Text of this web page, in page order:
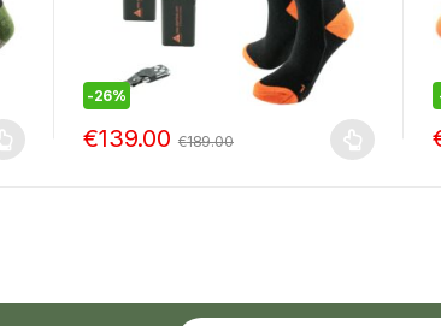
-26%
€139.00 €189.00